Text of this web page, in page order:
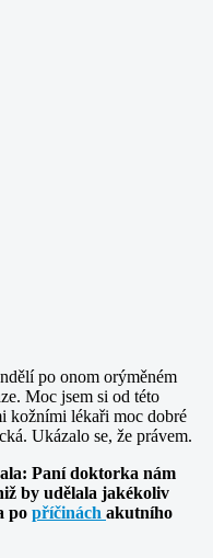
po onom orýměném
Moc jsem si od této
kožními lékaři moc dobré
Ukázalo se, že právem.
Paní doktorka nám
by udělala jakékoliv
po příčinách akutního